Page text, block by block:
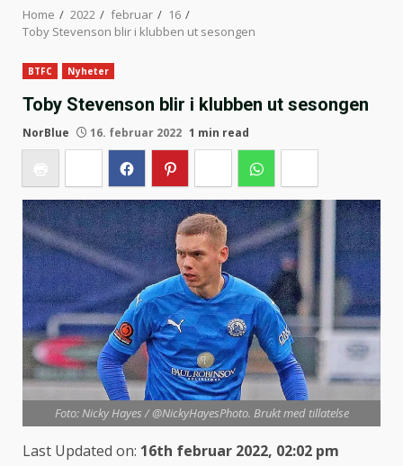
Home 2022 februar
16
Toby Stevenson blir i klubben ut sesongen
BTFC Nyheter
Toby Stevenson blir i klubben ut sesongen
NorBlue 16. februar 2022 1 min read
Foto: Nicky Hayes / @NickyHayesPhoto. Brukt med tillatelse
Last Updated on: 16th februar 2022, 02:02 pm